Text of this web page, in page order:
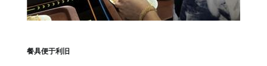
餐具便于利旧